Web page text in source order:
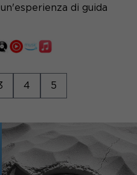
di guida
4 5